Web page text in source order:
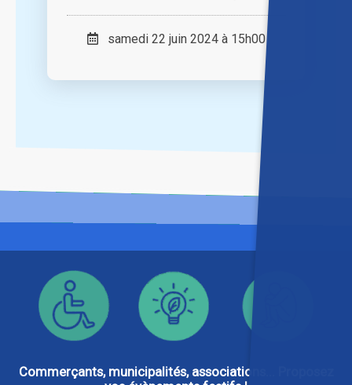
samedi 22 juin 2024 à 15h00
Commerçants, municipalités, associations... Proposez